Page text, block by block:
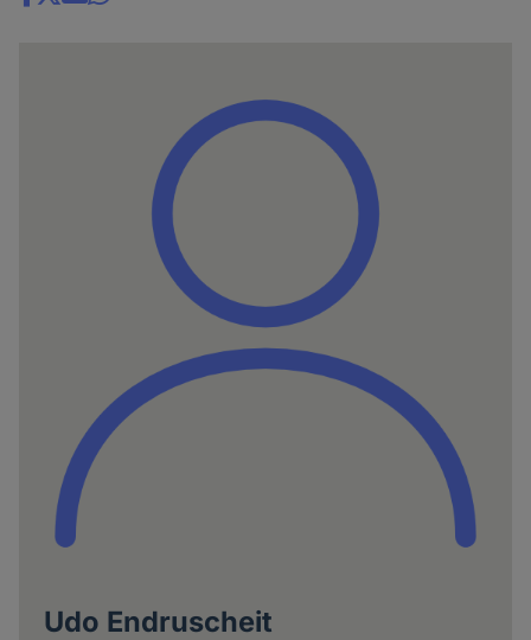
Share
Udo Endruscheit